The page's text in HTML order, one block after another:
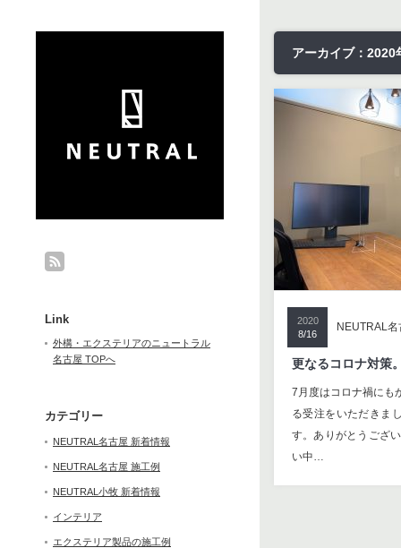
Link
外構・エクステリアのニュートラル
名古屋 TOPへ
カテゴリー
NEUTRAL名古屋 新着情報
NEUTRAL名古屋 施工例
NEUTRAL小牧 新着情報
インテリア
エクステリア製品の施工例
アーカイブ：2020
2020
8/16
NEUTRAL
更なるコロナ対策
7月度はコロナ禍にも
る受注をいただきま
す。ありがとうござ
い中…